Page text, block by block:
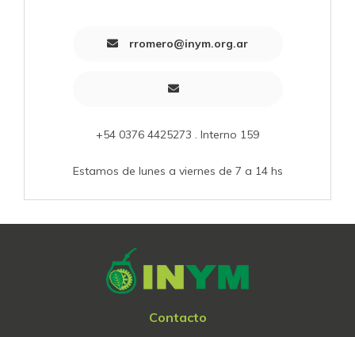
rromero@inym.org.ar
+54 0376 4425273 . Interno 159
Estamos de lunes a viernes de 7 a 14 hs
Contacto